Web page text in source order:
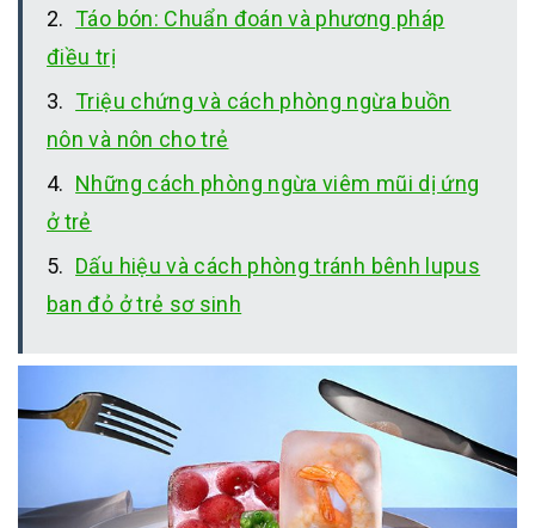
Táo bón: Chuẩn đoán và phương pháp
điều trị
Triệu chứng và cách phòng ngừa buồn
nôn và nôn cho trẻ
Những cách phòng ngừa viêm mũi dị ứng
ở trẻ
Dấu hiệu và cách phòng tránh bênh lupus
ban đỏ ở trẻ sơ sinh